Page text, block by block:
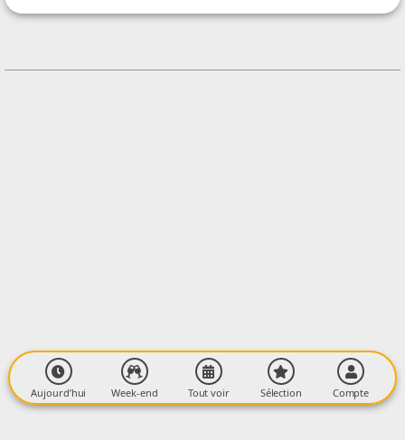
Aujourd’hui Week-end Tout voir Sélection Compte